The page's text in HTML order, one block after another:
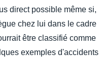
direct possible même si,
chez lui dans le cadre
être classifié comme
exemples d'accidents